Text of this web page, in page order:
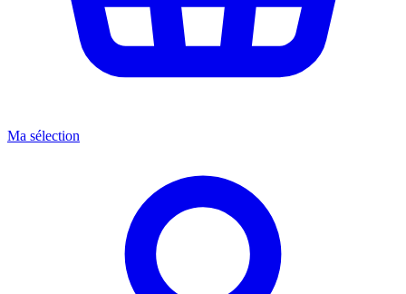
Ma sélection